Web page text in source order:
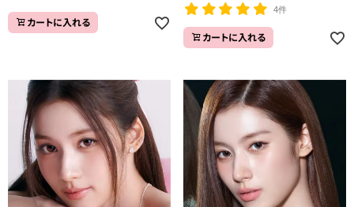
カートに入れる
4件
カートに入れる